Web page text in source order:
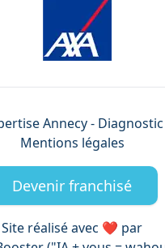
Annecy-
Mentions légales
Devenir franchisé
Site réalisé avec ❤️ par